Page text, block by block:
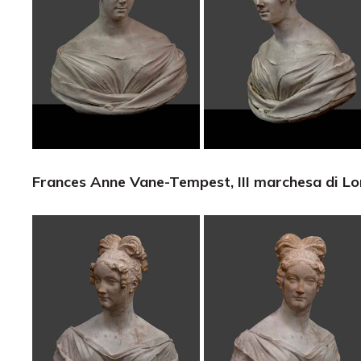
Frances Anne Vane-Tempest, III marchesa di